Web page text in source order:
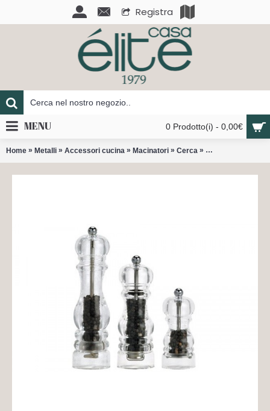
Registra
0 Prodotto(i) - 0,00€
MENU
Home » Metalli » Accessori cucina » Macinatori » Cerca » Nancy macina